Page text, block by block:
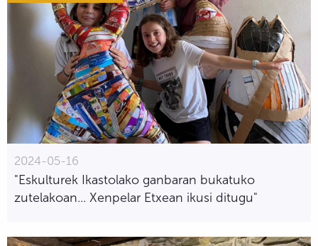
2024-05-16
"Eskulturek Ikastolako ganbaran bukatuko
zutelakoan... Xenpelar Etxean ikusi ditugu"